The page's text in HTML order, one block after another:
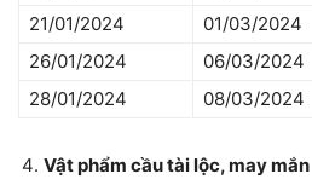
21/01/2024
01/03/2024
26/01/2024
06/03/2024
28/01/2024
08/03/2024
Vật phẩm cầu tài lộc, may mắn